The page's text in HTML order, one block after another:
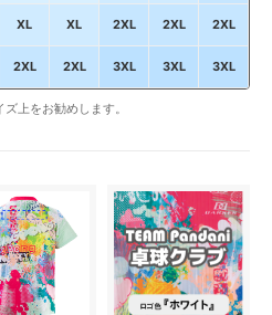
XL XL 2XL 2XL 2XL
2XL 2XL 3XL 3XL 3XL
上をお勧めします。